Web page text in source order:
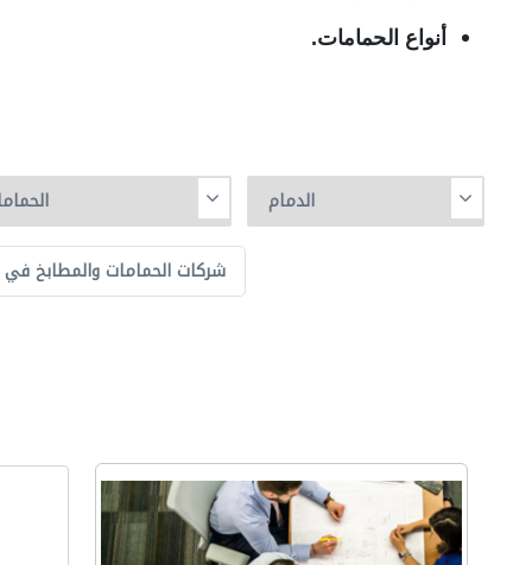
أنواع الحمامات.
شركات الحمامات والمطابخ في